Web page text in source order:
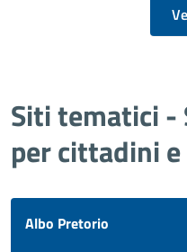
Siti tematici -
per cittadini
Albo Pretorio